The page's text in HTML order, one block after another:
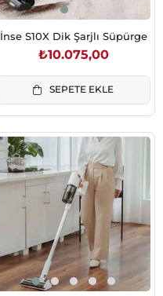
İnse S10X Dik Şarjlı Süpürge
₺10.075,00
SEPETE EKLE